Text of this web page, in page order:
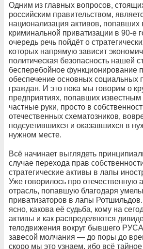
Одним из главных вопросов,
российским правительством,
национализация активов, попавших
криминальной приватизации в 90-е
очередь речь пойдёт о
которых напрямую зависит
политическая безопасность нашей
бесперебойное функционирование
обеспечение основных социальных
граждан. И это пока мы говорим о
предприятиях, попавших известным
частные руки, просто в
отечественных схематозников,
подсуетившихся и оказавшихся в
нужном месте.
Всё начинает выглядеть
случае перехода прав
стратегические активы в лапы
Уже говорилось про
отрасль, попавшую благодаря
приватизаторов в лапы
ясно, какова её судьба, кому на
активы и как распределяются
телодвижения вокруг бывшего
завесой молчания — до поры до
скоро мы это узнаем, ибо всё тайное